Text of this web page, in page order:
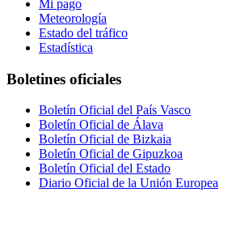
Mi pago
Meteorología
Estado del tráfico
Estadística
Boletines oficiales
Boletín Oficial del País Vasco
Boletín Oficial de Álava
Boletín Oficial de Bizkaia
Boletín Oficial de Gipuzkoa
Boletín Oficial del Estado
Diario Oficial de la Unión Europea